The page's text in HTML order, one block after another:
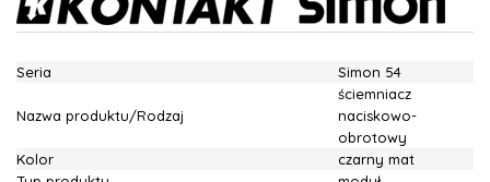
Seria Simon 54
Nazwa produktu/Rodzaj
ściemniacz
naciskowo-
obrotowy
Kolor
czarny mat